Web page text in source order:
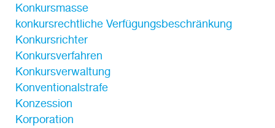
Konkursmasse
konkursrechtliche Verfügungsbeschränkung
Konkursrichter
Konkursverfahren
Konkursverwaltung
Konventionalstrafe
Konzession
Korporation